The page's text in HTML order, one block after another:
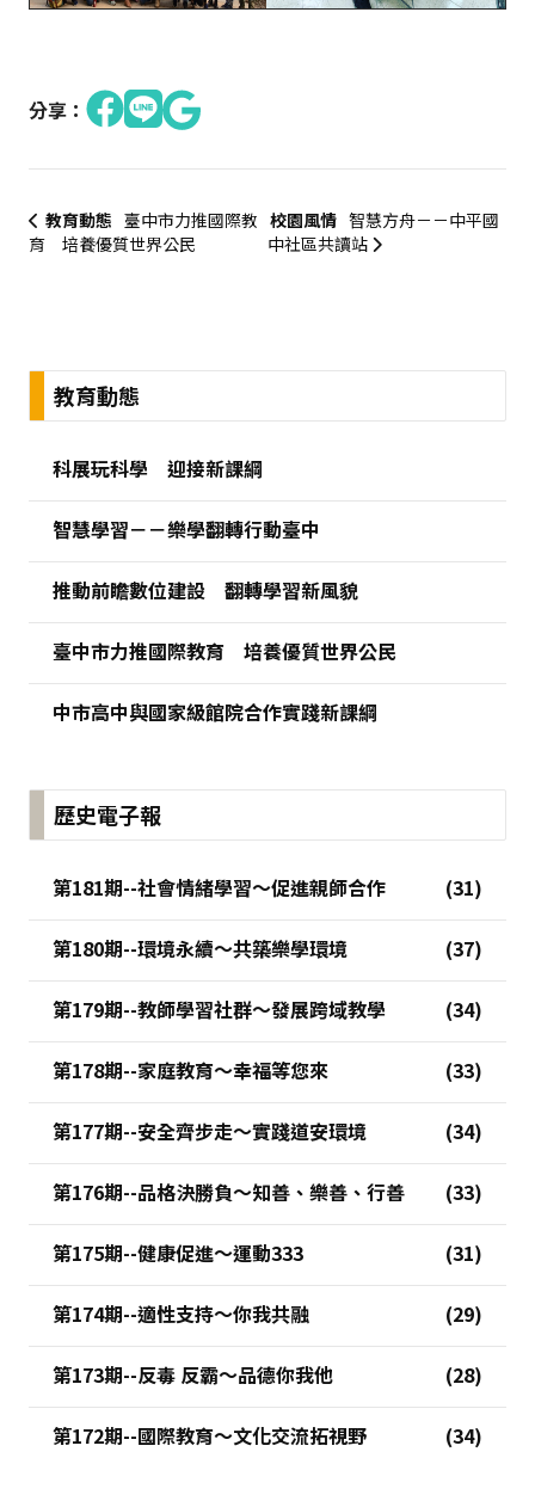
分享：
教育動態 臺中市力推國際教
育 培養優質世界公民
校園風情 智慧方舟－－中平國
中社區共讀站
:::教育動態
科展玩科學 迎接新課綱
智慧學習－－樂學翻轉行動臺中
推動前瞻數位建設 翻轉學習新風貌
臺中市力推國際教育 培養優質世界公民
中市高中與國家級館院合作實踐新課綱
歷史電子報
第181期--社會情緒學習～促進親師合作
第180期--環境永續～共築樂學環境
第179期--教師學習社群～發展跨域教學
第178期--家庭教育～幸福等您來
第177期--安全齊步走～實踐道安環境
第176期--品格決勝負～知善、樂善、行善
第175期--健康促進～運動333
第174期--適性支持～你我共融
第173期--反毒 反霸～品德你我他
第172期--國際教育～文化交流拓視野